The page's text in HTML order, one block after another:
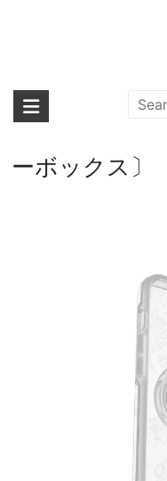
海外輸入ブ
海外事業部が取り揃えてい
ランド」をはじめ「ユニー
SYMMETRY
ーボックス〕